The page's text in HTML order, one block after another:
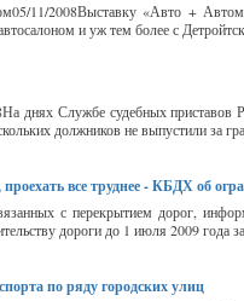
11/2008Выставку «Авто +
и уж тем более с
Службе судебных приставов
должников не выпустили за
все труднее - КБДХ об
с перекрытием дорог,
дороги до 1 июля 2009
по ряду городских улиц